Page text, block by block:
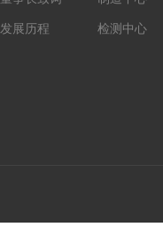
发展历程 检测中心